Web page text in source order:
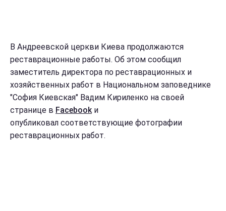
В Андреевской церкви Киева продолжаются
реставрационные работы. Об этом сообщил
заместитель директора по реставрационных и
хозяйственных работ в Национальном заповеднике
"София Киевская" Вадим Кириленко на своей
странице в Facebookи
опубликовал соответствующие фотографии
реставрационных работ.